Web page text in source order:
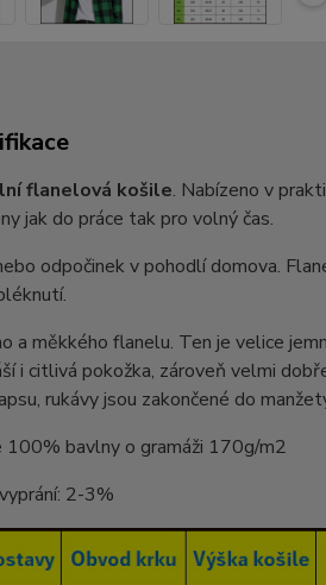
flanelová košile. Nabízeno v
jak do práce tak pro volný čas.
odpočinek v pohodlí domova.
a měkkého flanelu. Ten je velice
i citlivá pokožka, zároveň velmi
rukávy jsou zakončené do
100% bavlny o gramáži 170g/m2
2-3%